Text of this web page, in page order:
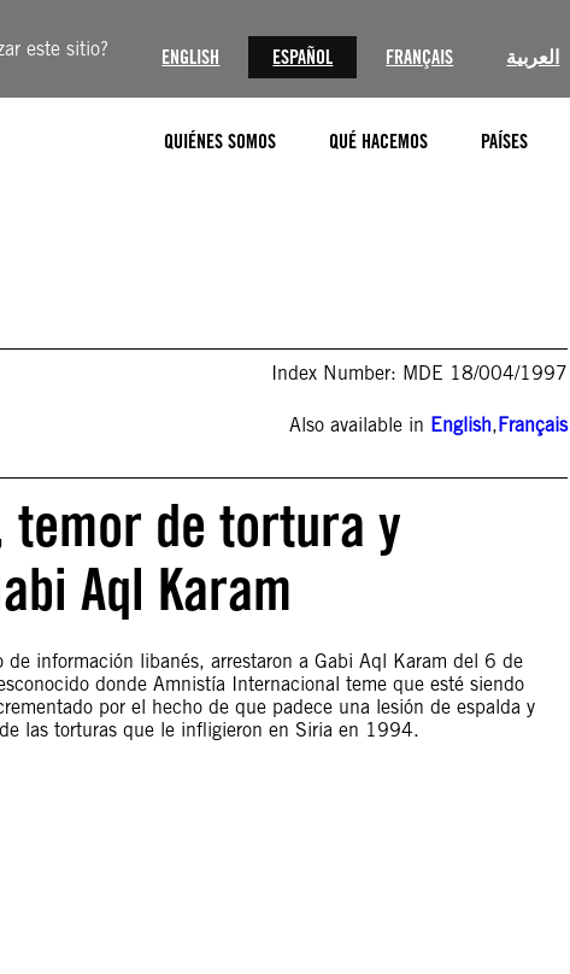
este sitio? ENGLISH ESPAÑOL FRANÇAIS العربية
QUIÉNES SOMOS QUÉ HACEMOS PAÍSES
Index Number: MDE 18/004/1997
Also available in English,Français
temor de tortura y
Aql Karam
información libanés, arrestaron a Gabi Aql Karam del 6 de
donde Amnistía Internacional teme que esté siendo
por el hecho de que padece una lesión de espalda y
las torturas que le infligieron en Siria en 1994.